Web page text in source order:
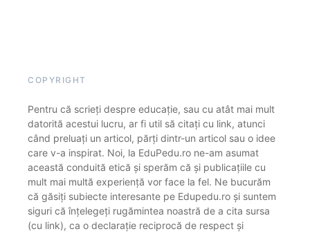
COPYRIGHT
Pentru că scrieți despre educație, sau cu atât mai mult
datorită acestui lucru, ar fi util să citați cu link, atunci
când preluați un articol, părți dintr-un articol sau o idee
care v-a inspirat. Noi, la EduPedu.ro ne-am asumat
această conduită etică și sperăm că și publicațiile cu
mult mai multă experiență vor face la fel. Ne bucurăm
că găsiți subiecte interesante pe Edupedu.ro și suntem
siguri că înțelegeți rugămintea noastră de a cita sursa
(cu link), ca o declarație reciprocă de respect și